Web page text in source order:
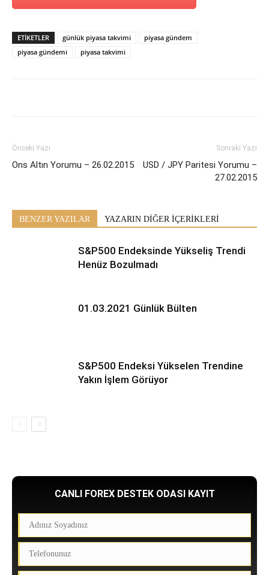
ETİKETLER günlük piyasa takvimi
piyasa gündem
piyasa gündemi
piyasa takvimi
Önceki Yazı
Ons Altın Yorumu – 26.02.2015
Sonraki Yazı
USD / JPY Paritesi Yorumu –
27.02.2015
BENZER YAZILAR YAZARIN DİĞER İÇERİKLERİ
S&P500 Endeksinde Yükseliş Trendi
Henüz Bozulmadı
01.03.2021 Günlük Bülten
S&P500 Endeksi Yükselen Trendine
Yakın İşlem Görüyor
CANLI FOREX DESTEK ODASI KAYIT